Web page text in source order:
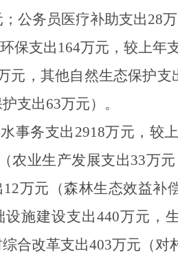
公务员医疗补助支出28
保支出 164万元，较上年
元，其他自然生态保护支
支出63万元） 。
事务支出 2918万元 ，较
农业生产发展支出33万
12万元（森林生态效益补
设施建设支出440万元，
合改革支出403万元 （